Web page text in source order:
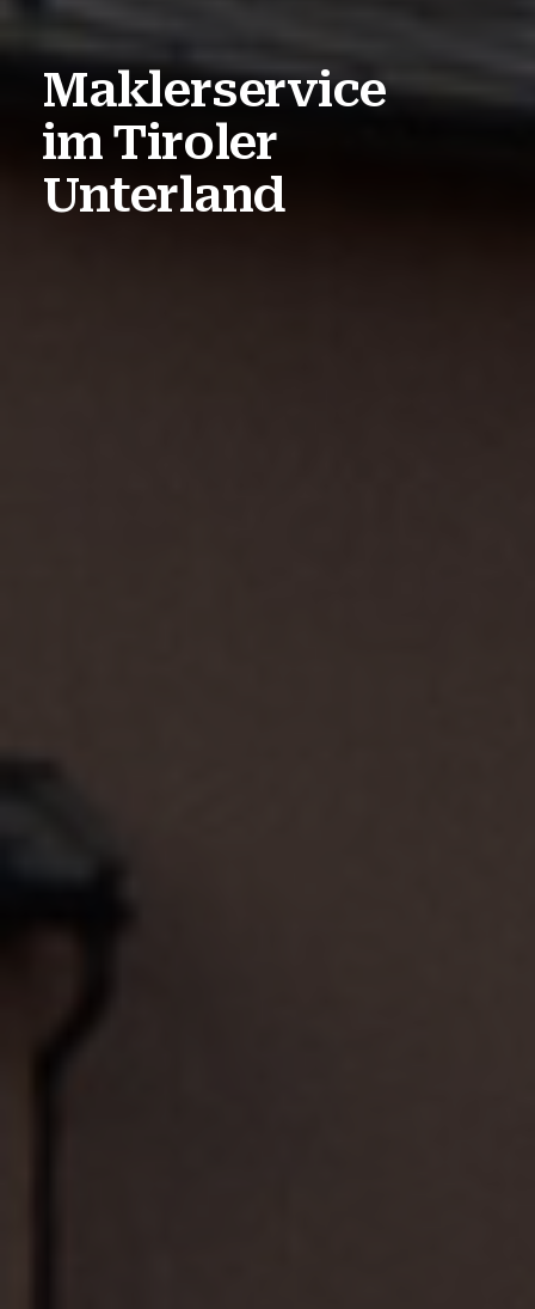
Maklerservice
im Tiroler
Unterland